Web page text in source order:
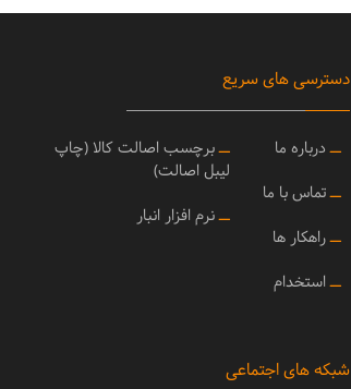
دسترسی های سریع
ــ درباره ما
ــتماس با ما
ــراهکار ها
ــ استخدام
ــبرچسب اصالت کالا (چاپ
لیبل اصالت)
ــنرم افزار انبار
شبکه های اجتماعی